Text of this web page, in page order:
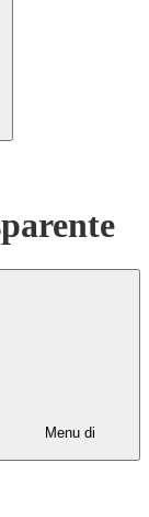
Menu di